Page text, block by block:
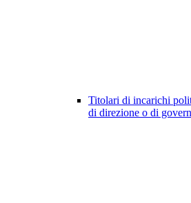
Titolari di incarichi
di direzione o di